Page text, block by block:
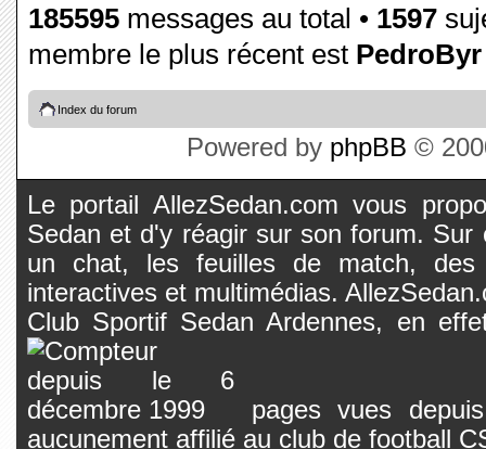
185595 messages au total • 1597
membre le plus récent est PedroByr
Index du forum
Powered by phpBB ©
Le portail AllezSedan.com vous
Sedan et d'y réagir sur son forum.
un chat, les feuilles de match, des
interactives et multimédias.
Club Sportif Sedan Ardennes, en
pages vues
aucunement affilié au club de football